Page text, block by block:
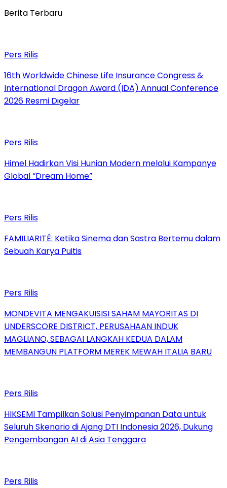
Berita Terbaru
Pers Rilis
16th Worldwide Chinese Life Insurance Congress &
International Dragon Award (IDA) Annual Conference
2026 Resmi Digelar
Pers Rilis
Himel Hadirkan Visi Hunian Modern melalui Kampanye
Global “Dream Home”
Pers Rilis
FAMILIARITÉ: Ketika Sinema dan Sastra Bertemu dalam
Sebuah Karya Puitis
Pers Rilis
MONDEVITA MENGAKUISISI SAHAM MAYORITAS DI
UNDERSCORE DISTRICT, PERUSAHAAN INDUK
MAGLIANO, SEBAGAI LANGKAH KEDUA DALAM
MEMBANGUN PLATFORM MEREK MEWAH ITALIA BARU
Pers Rilis
HIKSEMI Tampilkan Solusi Penyimpanan Data untuk
Seluruh Skenario di Ajang DTI Indonesia 2026, Dukung
Pengembangan AI di Asia Tenggara
Pers Rilis